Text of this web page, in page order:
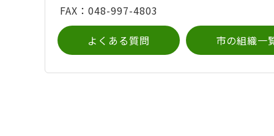
FAX：048-997-4803
よくある質問 市の組織一